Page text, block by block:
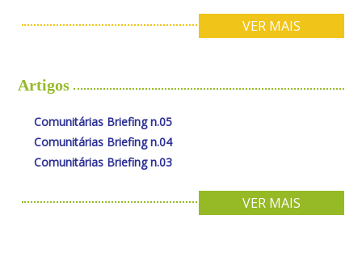
VER MAIS
Artigos
Comunitárias Briefing n.05
Comunitárias Briefing n.04
Comunitárias Briefing n.03
VER MAIS